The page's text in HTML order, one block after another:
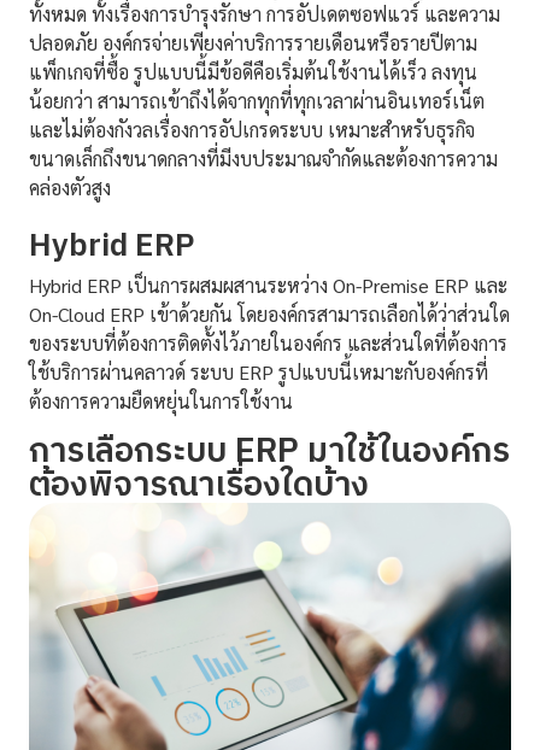
ทั้งหมด ทั้งเรื่องการบำรุงรักษา การอัปเดตซอฟแวร์ และความ
ปลอดภัย องค์กรจ่ายเพียงค่าบริการรายเดือนหรือรายปีตาม
แพ็กเกจที่ซื้อ รูปแบบนี้มีข้อดีคือเริ่มต้นใช้งานได้เร็ว ลงทุน
น้อยกว่า สามารถเข้าถึงได้จากทุกที่ทุกเวลาผ่านอินเทอร์เน็ต
และไม่ต้องกังวลเรื่องการอัปเกรดระบบ เหมาะสำหรับธุรกิจ
ขนาดเล็กถึงขนาดกลางที่มีงบประมาณจำกัดและต้องการความ
คล่องตัวสูง
Hybrid ERP
Hybrid ERP เป็นการผสมผสานระหว่าง On-Premise ERP และ
On-Cloud ERP เข้าด้วยกัน โดยองค์กรสามารถเลือกได้ว่าส่วนใด
ของระบบที่ต้องการติดตั้งไว้ภายในองค์กร และส่วนใดที่ต้องการ
ใช้บริการผ่านคลาวด์ ระบบ ERP รูปแบบนี้เหมาะกับองค์กรที่
ต้องการความยืดหยุ่นในการใช้งาน
การเลือกระบบ ERP มาใช้ในองค์กร
ต้องพิจารณาเรื่องใดบ้าง